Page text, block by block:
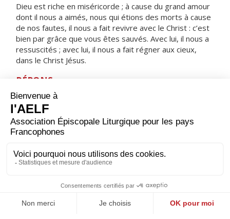
Dieu est riche en miséricorde ; à cause du grand amour
dont il nous a aimés, nous qui étions des morts à cause
de nos fautes, il nous a fait revivre avec le Christ : c’est
bien par grâce que vous êtes sauvés. Avec lui, il nous a
ressuscités ; avec lui, il nous a fait régner aux cieux,
dans le Christ Jésus.
RÉPONS
V/ Les disciples furent remplis de joie, alléluia,
à la vue du Seigneur, alléluia.
ORAISON
Dieu tout-puissant, accorde-nous, en ces jours de fête,
mystère de Pâques dont nous faisons mémoire reste